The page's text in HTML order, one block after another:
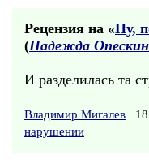
Рецензия на «Ну,
(Надежда
И разделилась та
Владимир Мигалев
нарушении